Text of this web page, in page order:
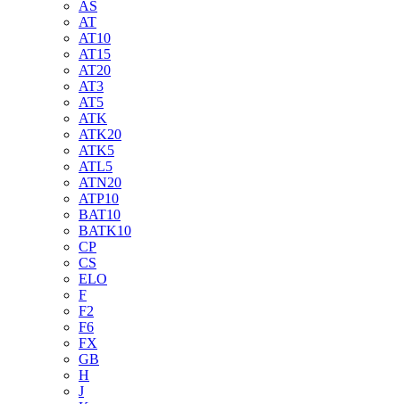
AS
AT
AT10
AT15
AT20
AT3
AT5
ATK
ATK20
ATK5
ATL5
ATN20
ATP10
BAT10
BATK10
CP
CS
ELO
F
F2
F6
FX
GB
H
J